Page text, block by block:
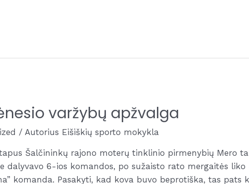
varžybų apžvalga
/ Autorius Eišiškių sporto mokykla
tapus Šalčininkų rajono moterų tinklinio pirmenybių Mero
dalyvavo 6-ios komandos, po sužaisto rato mergaitės
komanda. Pasakyti, kad kova buvo beprotiška, tas pats